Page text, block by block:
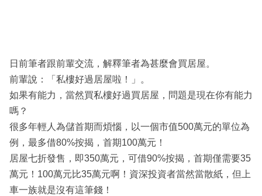
日前筆者跟前輩交流，解釋筆者為甚麼會買居屋。
前輩說：「私樓好過居屋啦！」。
如果有能力，當然買私樓好過買居屋，問題是現在你有能力
嗎？
很多年輕人為儲首期而煩惱，以一個市值500萬元的單位為
例，最多借80%按揭，首期100萬元！
居屋七折發售，即350萬元，可借90%按揭，首期僅需要35
萬元！100萬元比35萬元啊！資深投資者當然當散紙，但上
車一族就是沒有這筆錢！